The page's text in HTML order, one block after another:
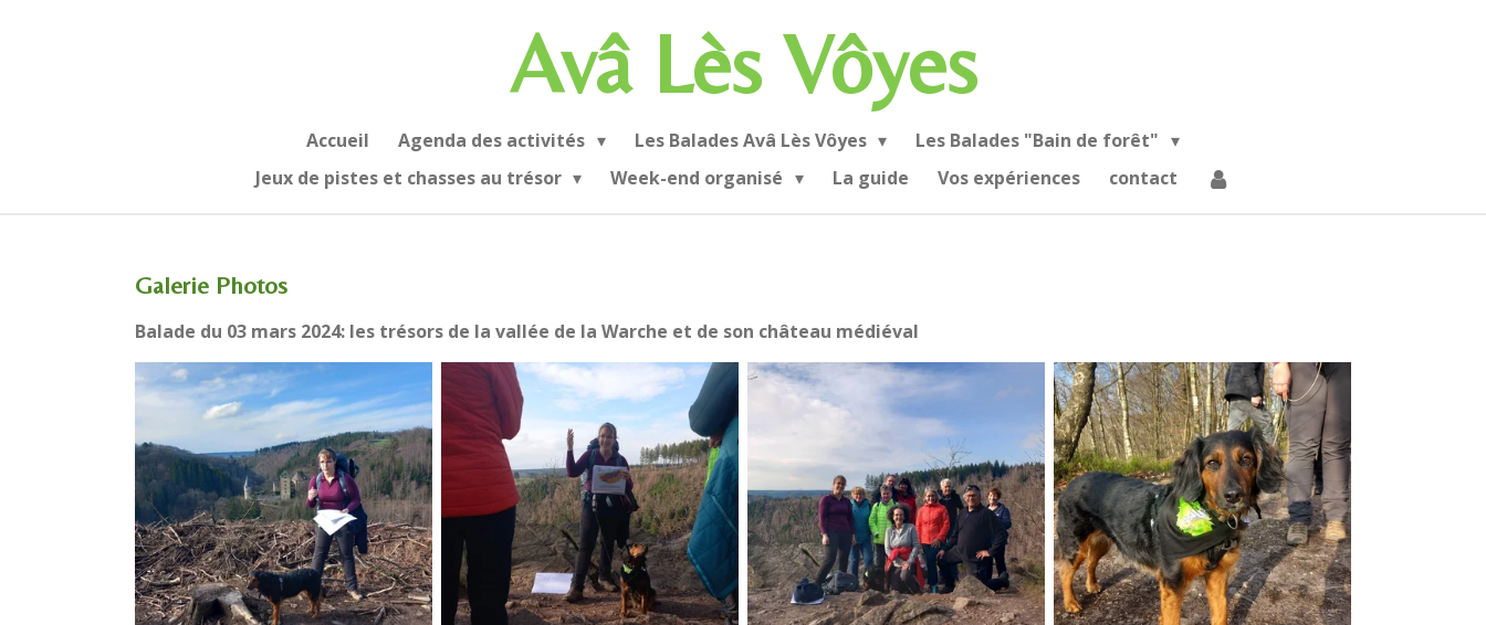
Avâ LèsVôyes
Accueil Agenda des activités Les Balades Avâ Lès Vôyes
Les Balades "Bain de forêt"
Jeux de pistes et chasses au trésor
Week-end organisé La guide Vos expériences contact
Galerie Photos
Balade du 03 mars 2024: les trésors de la vallée de la Warche et de son château médiéval